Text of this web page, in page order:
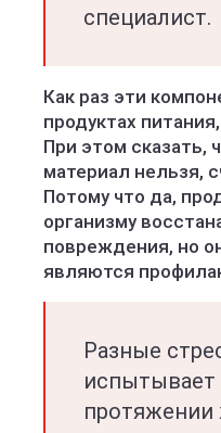
специалист.
Как раз эти
продуктах
При этом сказать,
материал нельзя,
Потому что да,
организму
повреждения, но
являются
Разные
испытывает
протяжении